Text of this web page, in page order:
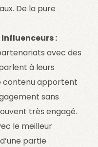
De la pure
:
avec des
à leurs
contenu apportent
sans
très engagé.
le meilleur
partie